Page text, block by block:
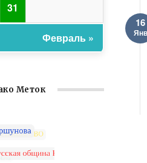
16
Янв
31
Февраль »
Меток